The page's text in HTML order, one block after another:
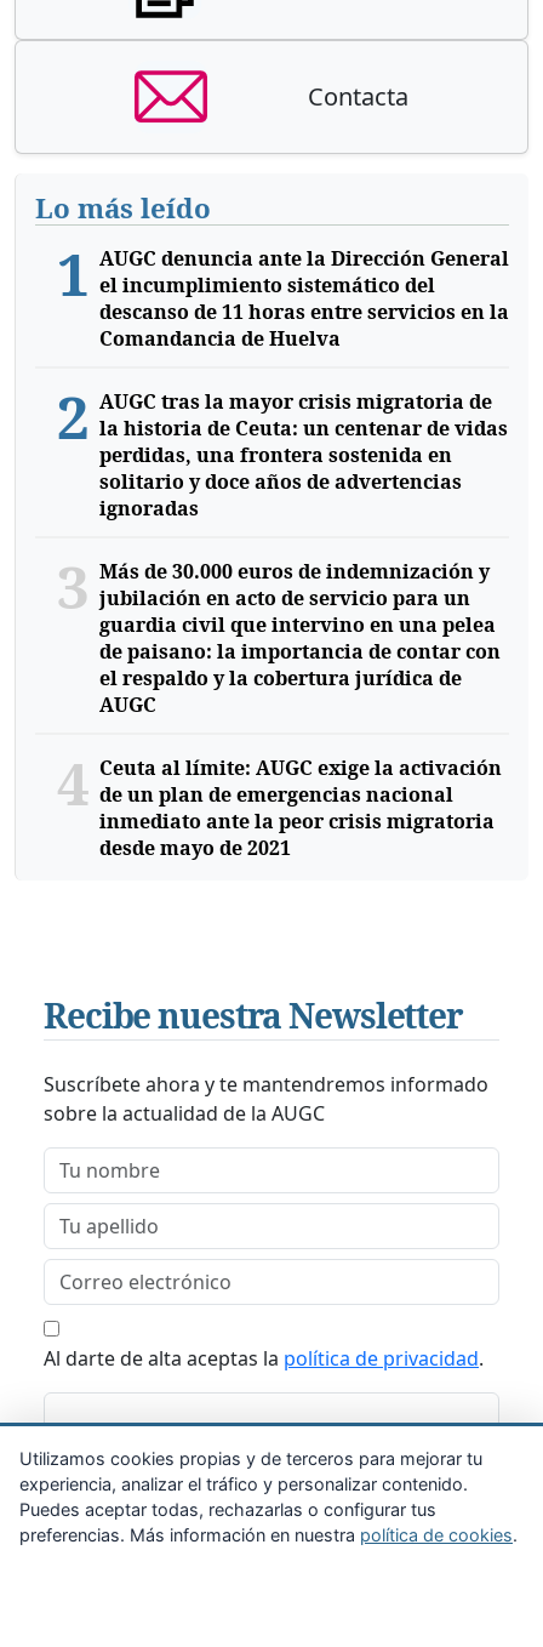
Contacta
Lo más leído
1 AUGC denuncia ante la Dirección General
el incumplimiento sistemático del
descanso de 11 horas entre servicios en la
Comandancia de Huelva
2 AUGC tras la mayor crisis migratoria de
la historia de Ceuta: un centenar de vidas
perdidas, una frontera sostenida en
solitario y doce años de advertencias
ignoradas
3 Más de 30.000 euros de indemnización y
jubilación en acto de servicio para un
guardia civil que intervino en una pelea
de paisano: la importancia de contar con
el respaldo y la cobertura jurídica de
AUGC
4 Ceuta al límite: AUGC exige la activación
de un plan de emergencias nacional
inmediato ante la peor crisis migratoria
desde mayo de 2021
Recibe nuestra Newsletter
Suscríbete ahora y te mantendremos informado
sobre la actualidad de la AUGC
Al darte de alta aceptas la política de privacidad.
Suscribirme
Utilizamos cookies propias y de terceros para mejorar tu
experiencia, analizar el tráfico y personalizar contenido.
Puedes aceptar todas, rechazarlas o configurar tus
preferencias. Más información en nuestra política de cookies.